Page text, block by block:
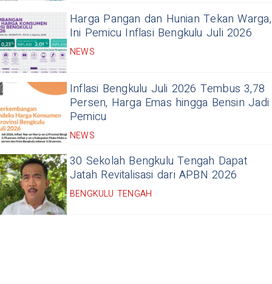
Harga Pangan dan Hunian Tekan Warga,
Ini Pemicu Inflasi Bengkulu Juli 2026
NEWS
Inflasi Bengkulu Juli 2026 Tembus 3,78
Persen, Harga Emas hingga Bensin Jadi
Pemicu
NEWS
30 Sekolah Bengkulu Tengah Dapat
Jatah Revitalisasi dari APBN 2026
BENGKULU TENGAH